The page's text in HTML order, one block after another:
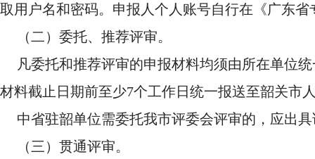
取用户名和密码。申报人个人账号自行在《广东
（二）委托、推荐评审。
凡委托和推荐评审的申报材料均须由所在单位
材料截止日期前至少7个工作日统一报送至韶关市
中省驻韶单位需委托我市评委会评审的，应出
（三）贯通评审。